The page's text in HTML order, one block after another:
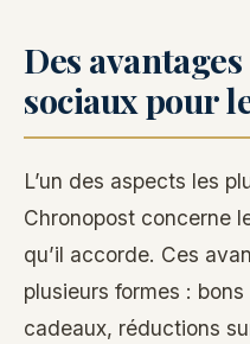
Des
sociaux pour
L’un des aspects les
Chronopost concerne
qu’il accorde. Ces
plusieurs formes :
cadeaux, réductions